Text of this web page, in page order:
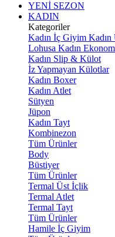
YENİ SEZON
KADIN
Kategoriler
Kadın İç Giyim
Lohusa Kadın
Kadın Slip & Külot
İz Yapmayan Külotlar
Kadın Boxer
Kadın Atlet
Sütyen
Jüpon
Kadın Tayt
Kombinezon
Tüm Ürünler
Body
Büstiyer
Tüm Ürünler
Termal Üst İçlik
Termal Atlet
Termal Tayt
Tüm Ürünler
Hamile İç Giyim